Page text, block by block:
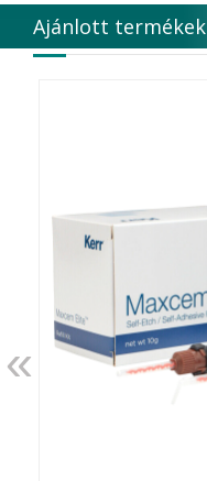
Ajánlott termékek
«